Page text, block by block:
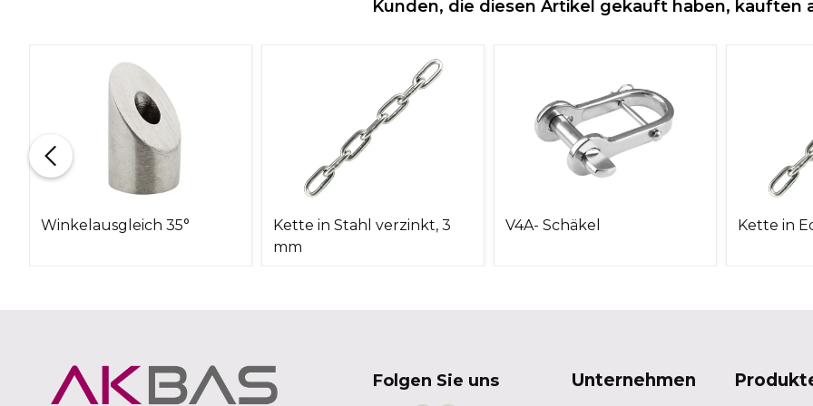
Kunden, die diesen Artikel gekauft haben, kauften
Winkelausgleich 35°
Kette in Stahl verzinkt, 3
mm
V4A- Schäkel Kette in
Folgen Sie uns Unternehmen